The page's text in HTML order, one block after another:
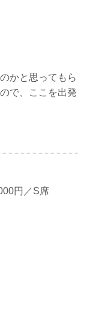
かと思ってもら
で、ここを出発
円／S席